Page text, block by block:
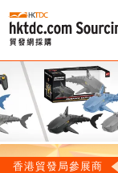
香港貿發局參展商